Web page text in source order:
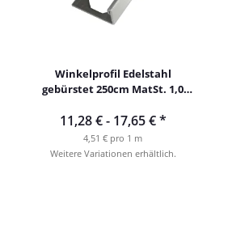
Winkelprofil Edelstahl
gebürstet 250cm MatSt. 1,0
11,28 € - 17,65 €*
4,51 € pro 1 m
Weitere Variationen erhältlich.